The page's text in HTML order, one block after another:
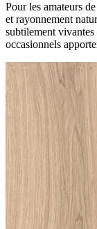
Pour les amateurs
et rayonnement
subtilement
occasionnels